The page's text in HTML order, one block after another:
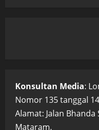
Konsultan Media:
Nomor 135 tanggal
Alamat: Jalan
Mataram.